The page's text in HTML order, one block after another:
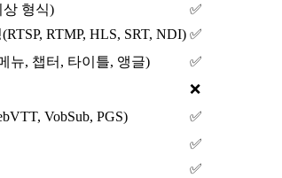
상 형식)
✅
RTMP, HLS, SRT, NDI) ✅
뉴, 챕터, 타이틀, 앵글)
✅
❌
VobSub, PGS)
✅
✅
✅